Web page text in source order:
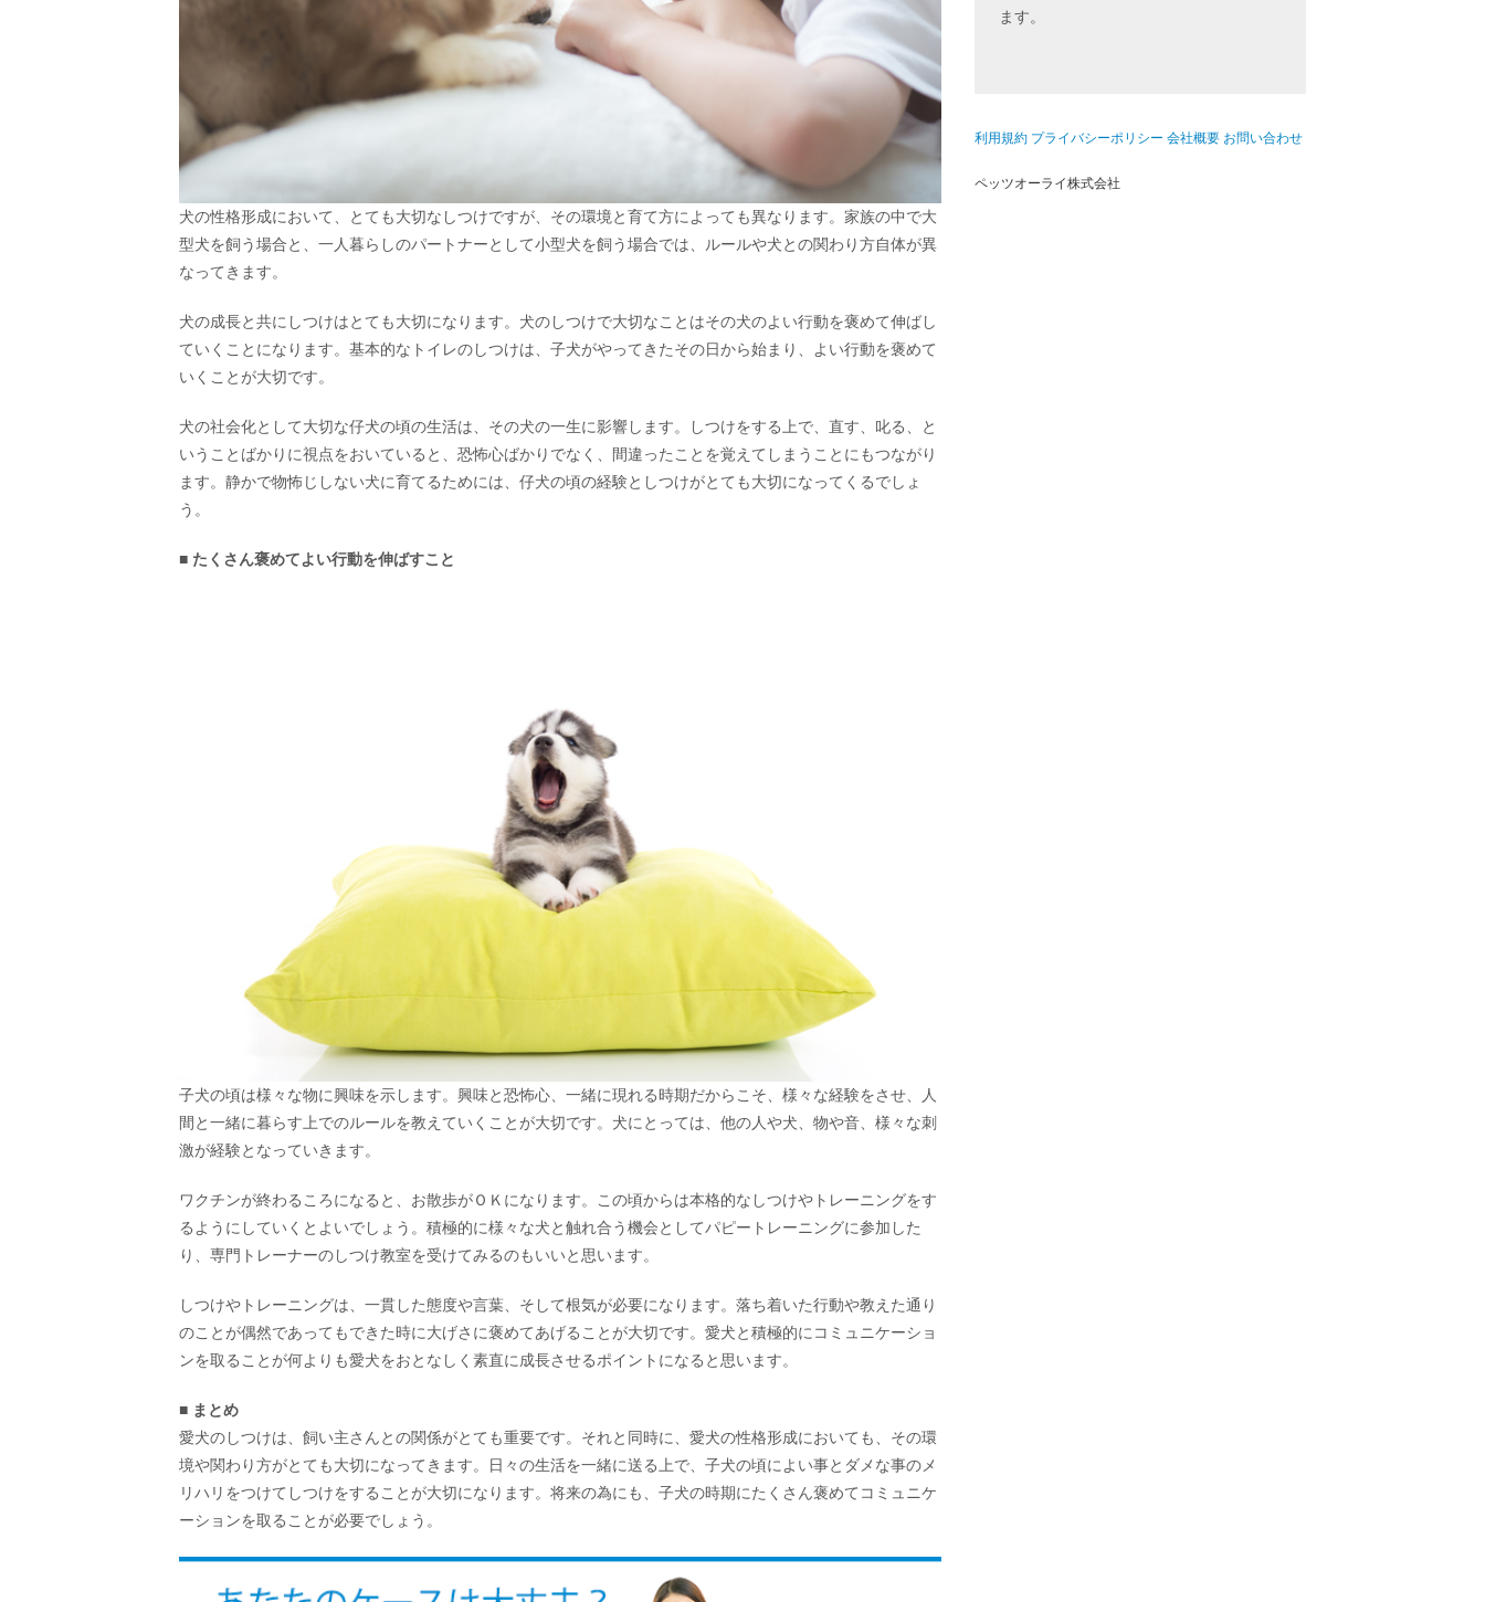
犬の性格形成において、とても大切なしつけですが、その環境と育て方によっても異なります。家族の中で大
型犬を飼う場合と、一人暮らしのパートナーとして小型犬を飼う場合では、ルールや犬との関わり方自体が異
なってきます。
犬の成長と共にしつけはとても大切になります。犬のしつけで大切なことはその犬のよい行動を褒めて伸ばし
ていくことになります。基本的なトイレのしつけは、子犬がやってきたその日から始まり、よい行動を褒めて
いくことが大切です。
犬の社会化として大切な仔犬の頃の生活は、その犬の一生に影響します。しつけをする上で、直す、叱る、と
いうことばかりに視点をおいていると、恐怖心ばかりでなく、間違ったことを覚えてしまうことにもつながり
ます。静かで物怖じしない犬に育てるためには、仔犬の頃の経験としつけがとても大切になってくるでしょ
う。
■ たくさん褒めてよい行動を伸ばすこと
子犬の頃は様々な物に興味を示します。興味と恐怖心、一緒に現れる時期だからこそ、様々な経験をさせ、人
間と一緒に暮らす上でのルールを教えていくことが大切です。犬にとっては、他の人や犬、物や音、様々な刺
激が経験となっていきます。
ワクチンが終わるころになると、お散歩がＯＫになります。この頃からは本格的なしつけやトレーニングをす
るようにしていくとよいでしょう。積極的に様々な犬と触れ合う機会としてパピートレーニングに参加した
り、専門トレーナーのしつけ教室を受けてみるのもいいと思います。
しつけやトレーニングは、一貫した態度や言葉、そして根気が必要になります。落ち着いた行動や教えた通り
のことが偶然であってもできた時に大げさに褒めてあげることが大切です。愛犬と積極的にコミュニケーショ
ンを取ることが何よりも愛犬をおとなしく素直に成長させるポイントになると思います。
■ まとめ
愛犬のしつけは、飼い主さんとの関係がとても重要です。それと同時に、愛犬の性格形成においても、その環
境や関わり方がとても大切になってきます。日々の生活を一緒に送る上で、子犬の頃によい事とダメな事のメ
リハリをつけてしつけをすることが大切になります。将来の為にも、子犬の時期にたくさん褒めてコミュニケ
ーションを取ることが必要でしょう。
ます。
利用規約 プライバシーポリシー 会社概要 お問い合わせ
ペッツオーライ株式会社